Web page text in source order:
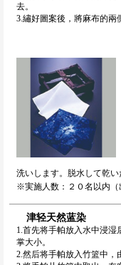
去。
3.繡好圖案後，將麻布的兩
洗いします。脱水して乾い
※実施人数：２０名以内（
津轻天然蓝染
1.首先将手帕放入水中浸
掌大小。
2.然后将手帕放入竹篮中，